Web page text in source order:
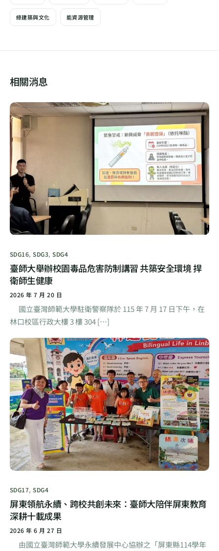
綠建築與文化 能資源管理
相關消息
SDG16,SDG3,SDG4
臺師大舉辦校園毒品危害防制講習 共築安全環境 捍
衛師生健康
2026 年 7 月 20 日
國立臺灣師範大學駐衛警察隊於 115 年 7 月 17 日下午，在
林口校區行政大樓 3 樓 304 […]
SDG17,SDG4
屏東領航永續、跨校共創未來：臺師大陪伴屏東教育
深耕十載成果
2026 年 6 月 27 日
由國立臺灣師範大學永續發展中心協辦之「屏東縣114學年